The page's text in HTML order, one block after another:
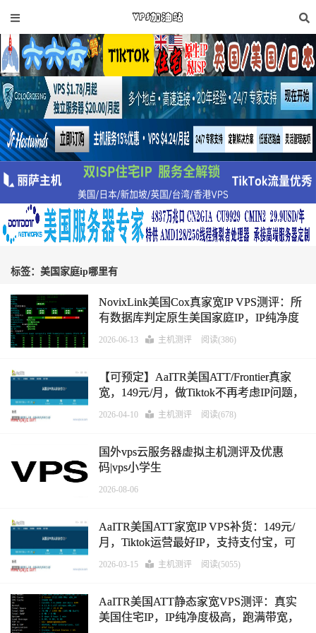
标签：美国家庭ip哪里有
NovixLink美国Cox真家宽IP VPS测评：所
有数据库判定原生美国家庭IP，IP纯净度
极高，美国Tiktok运营终极IP，看视频9万
2026-06-13 主机测评 阅读(386)
【可预定】AaITR美国ATT/Frontier真家
宽，149元/月，做Tiktok不再考虑IP问题，
支持支付宝
2026-04-10 主机测评 阅读(678)
国外vps云服务器虚拟主机测评及优惠
码|vps小学生
2026-08-06
AaITR美国ATT家宽IP VPS补货：149元/
月，Tiktok运营最好IP，支持支付宝，可
选Windows
2026-03-15 主机测评 阅读(5055)
AaITR美国ATT静态家宽VPS测评：真实
美国住宅IP，IP纯净度极高，跑满带宽，